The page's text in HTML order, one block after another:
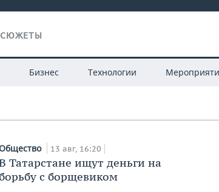
СЮЖЕТЫ
Бизнес Технологии
13 авг, 16:20
Татарстане ищут деньги на
с борщевиком